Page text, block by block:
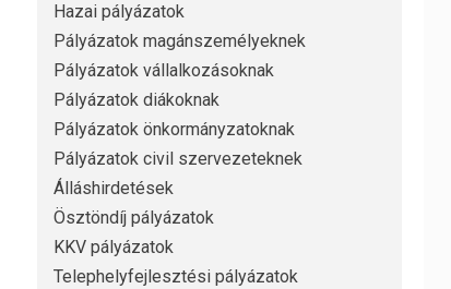
Hazai pályázatok
Pályázatok magánszemélyeknek
Pályázatok vállalkozásoknak
Pályázatok diákoknak
Pályázatok önkormányzatoknak
Pályázatok civil szervezeteknek
Álláshirdetések
Ösztöndíj pályázatok
KKV pályázatok
Telephelyfejlesztési pályázatok